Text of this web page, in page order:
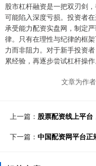
股市杠杆融资是一把双刃剑
可能陷入深度亏损。投资者
承受能力配资实盘网，制定
律。只有在理性与纪律的框
力而非阻力。对于新手投资
累经验，再逐步尝试杠杆操作
文章为作
上一篇： 股票配资线上平
下一篇： 中国配资网平台正